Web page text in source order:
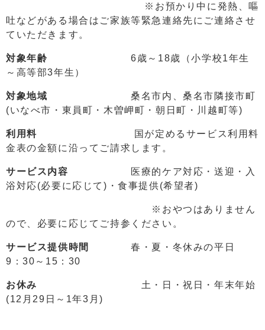
※お預かり中に発熱、嘔
吐などがある場合はご家族等緊急連絡先にご連絡させ
ていただきます。
対象年齢 6歳～18歳（小学校1年生
～高等部3年生）
対象地域 桑名市内、桑名市隣接市町
(いなべ市・東員町・木曽岬町・朝日町・川越町等)
利用料 国が定めるサービス利用料
金表の金額に沿ってご請求します。
サービス内容 医療的ケア対応・送迎・入
浴対応(必要に応じて)・食事提供(希望者)
※おやつはありません
ので、必要に応じてご持参ください。
サービス提供時間
春・夏・冬休みの平日
9：30～15：30
お休み
土・日・祝日・年末年始
(12月29日～1年3月)